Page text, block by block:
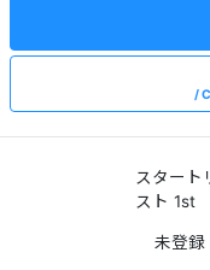
スタート
スト 1st